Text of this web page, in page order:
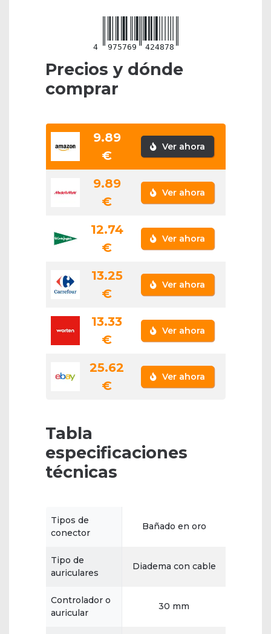
4 975769 424878
Precios y dónde
comprar
9.89
€
Ver ahora
9.89
€
Ver ahora
12.74
€
Ver ahora
13.25
€
Ver ahora
13.33
€
Ver ahora
25.62
€
Ver ahora
Tabla
especificaciones
técnicas
Tipos de
conector
Bañado en oro
Tipo de
auriculares
Diadema con cable
Controlador o
auricular
30 mm